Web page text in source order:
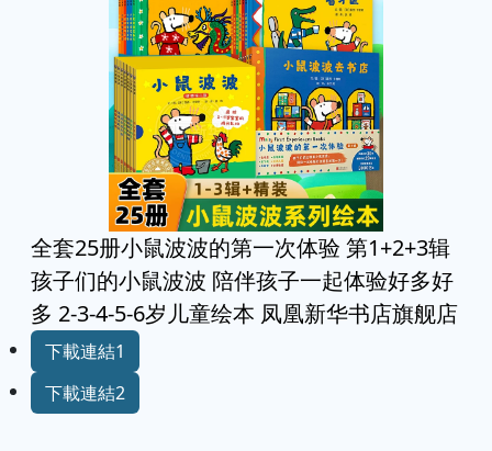
全套25册小鼠波波的第一次体验 第1+2+3辑
孩子们的小鼠波波 陪伴孩子一起体验好多好
多 2-3-4-5-6岁儿童绘本 凤凰新华书店旗舰店
下載連結1
下載連結2